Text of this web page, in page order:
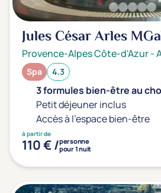
Jules César Arles
Provence-Alpes Côte-d'Azur-
Spa 4.3
3 formules bien-être au
Petit déjeuner inclus
Accès à l'espace bien-être
à partir de
110 € /personne
pour 1 nuit